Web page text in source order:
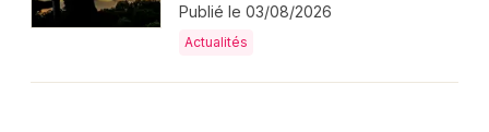
Publié le 03/08/2026
Actualités